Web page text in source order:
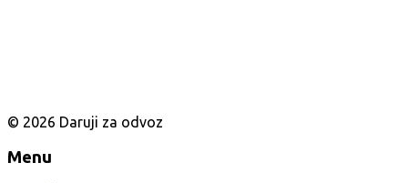
© 2026 Daruji za odvoz
Menu